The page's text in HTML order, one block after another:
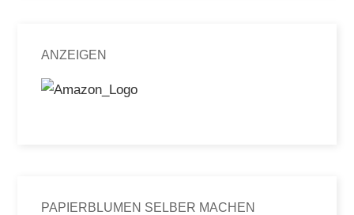
ANZEIGEN
PAPIERBLUMEN SELBER MACHEN